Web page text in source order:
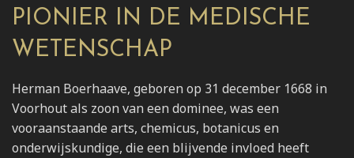
PIONIER IN DE MEDISCHE
WETENSCHAP
Herman Boerhaave, geboren op 31 december 1668 in
Voorhout als zoon van een dominee, was een
vooraanstaande arts, chemicus, botanicus en
onderwijskundige, die een blijvende invloed heeft